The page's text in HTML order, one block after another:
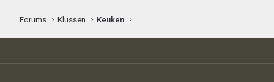
Forums Klussen Keuken